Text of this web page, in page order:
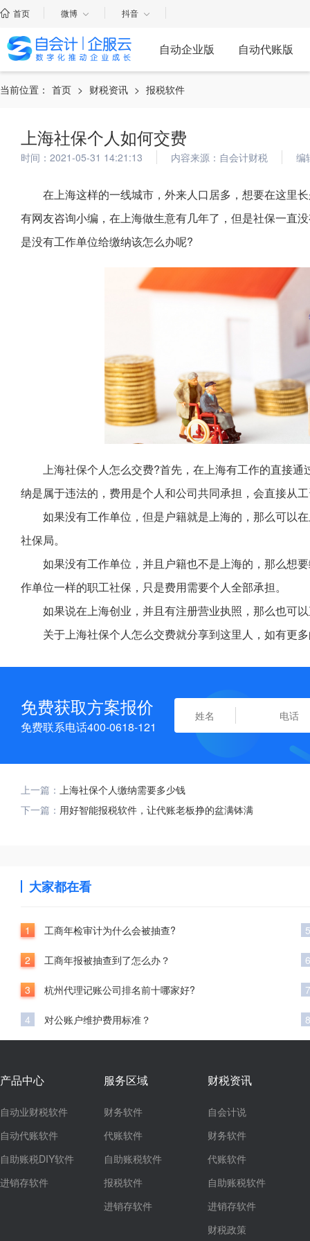
首页 微博 抖音
自动企业版 自动代账版
当前位置： 首页 > 财税资讯 > 报税软件
上海社保个人如何交费
时间：2021-05-31 14:21:13 内容来源：自会计财税 编
在上海这样的一线城市，外来人口居多，想要在这里
有网友咨询小编，在上海做生意有几年了，但是社保一直
是没有工作单位给缴纳该怎么办呢?
上海社保个人怎么交费?首先，在上海有工作的直接
纳是属于违法的，费用是个人和公司共同承担，会直接从
如果没有工作单位，但是户籍就是上海的，那么可以
社保局。
如果没有工作单位，并且户籍也不是上海的，那么想
作单位一样的职工社保，只是费用需要个人全部承担。
如果说在上海创业，并且有注册营业执照，那么也可
关于上海社保个人怎么交费就分享到这里人，如有更
免费获取方案报价
免费联系电话400-0618-121
上一篇： 上海社保个人缴纳需要多少钱
下一篇： 用好智能报税软件，让代账老板挣的盆满钵满
大家都在看
1 工商年检审计为什么会被抽查?
2 工商年报被抽查到了怎么办？
3 杭州代理记账公司排名前十哪家好?
4 对公账户维护费用标准？
5
6
7
8
产品中心
自动业财税软件
自动代账软件
自助账税DIY软件
进销存软件
服务区域
财务软件
代账软件
自助账税软件
报税软件
进销存软件
财税资讯
自会计说
财务软件
代账软件
自助账税软件
进销存软件
财税政策